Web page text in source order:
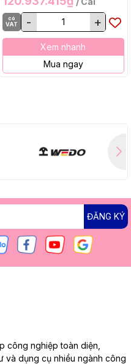
có
VAT
- +
Xem nhanh
Mua ngay
ĐĂNG KÝ
công nghiệp toàn diện,
và dụng cụ nhiều ngành công